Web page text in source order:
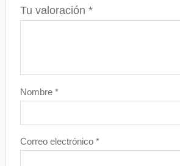
Tu valoración*
Nombre*
Correo electrónico*